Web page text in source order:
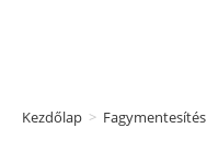
Kezdőlap > Fagymentesítés